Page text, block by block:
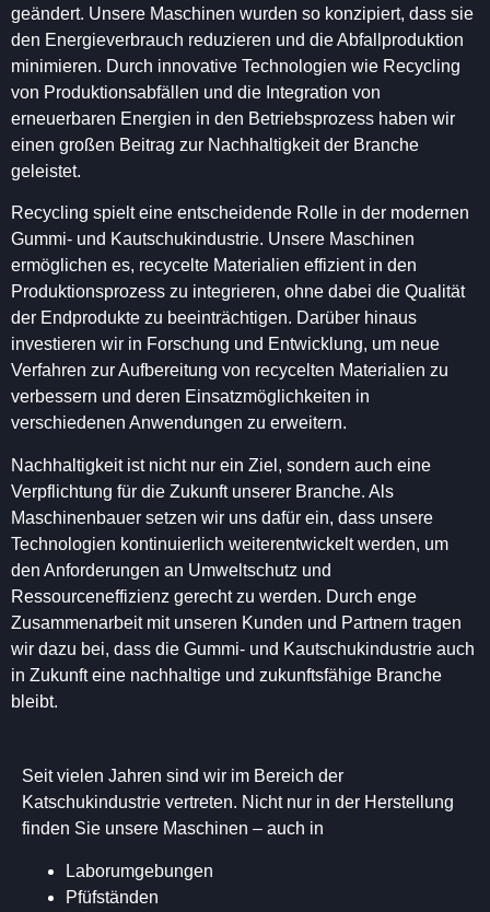
geändert. Unsere Maschinen wurden so konzipiert, dass sie
den Energieverbrauch reduzieren und die Abfallproduktion
minimieren. Durch innovative Technologien wie Recycling
von Produktionsabfällen und die Integration von
erneuerbaren Energien in den Betriebsprozess haben wir
einen großen Beitrag zur Nachhaltigkeit der Branche
geleistet.
Recycling spielt eine entscheidende Rolle in der modernen
Gummi- und Kautschukindustrie. Unsere Maschinen
ermöglichen es, recycelte Materialien effizient in den
Produktionsprozess zu integrieren, ohne dabei die Qualität
der Endprodukte zu beeinträchtigen. Darüber hinaus
investieren wir in Forschung und Entwicklung, um neue
Verfahren zur Aufbereitung von recycelten Materialien zu
verbessern und deren Einsatzmöglichkeiten in
verschiedenen Anwendungen zu erweitern.
Nachhaltigkeit ist nicht nur ein Ziel, sondern auch eine
Verpflichtung für die Zukunft unserer Branche. Als
Maschinenbauer setzen wir uns dafür ein, dass unsere
Technologien kontinuierlich weiterentwickelt werden, um
den Anforderungen an Umweltschutz und
Ressourceneffizienz gerecht zu werden. Durch enge
Zusammenarbeit mit unseren Kunden und Partnern tragen
wir dazu bei, dass die Gummi- und Kautschukindustrie auch
in Zukunft eine nachhaltige und zukunftsfähige Branche
bleibt.
Seit vielen Jahren sind wir im Bereich der
Katschukindustrie vertreten. Nicht nur in der Herstellung
finden Sie unsere Maschinen – auch in
Laborumgebungen
Pfüfständen